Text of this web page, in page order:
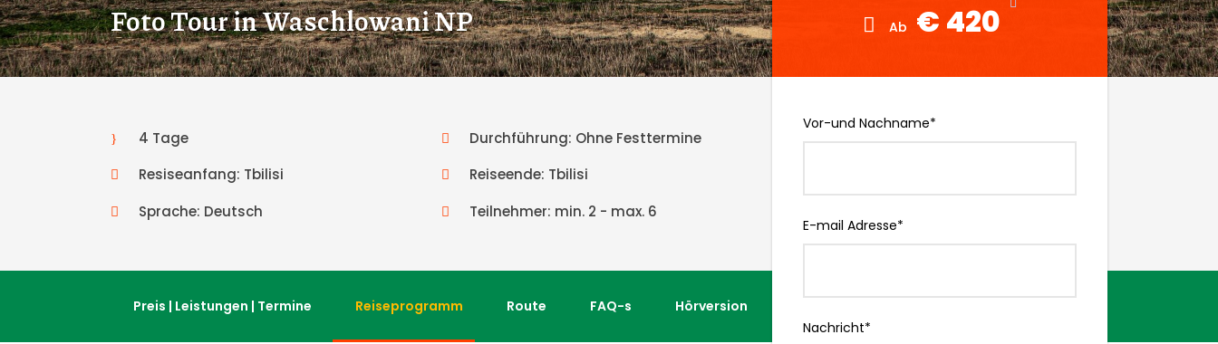
Foto Tour in Waschlowani NP Ab € 420
Ab € 420
Vor-und Nachname*
E-mail Adresse*
Nachricht*
4 Tage
Durchführung: Ohne Festtermine
Resiseanfang: Tbilisi
Reiseende: Tbilisi
Sprache: Deutsch
Teilnehmer: min. 2 - max. 6
Preis | Leistungen | Termine Reiseprogramm Route FAQ-s Hörversion